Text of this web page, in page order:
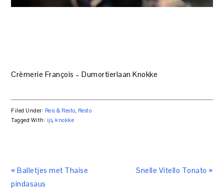
Crèmerie François – Dumortierlaan Knokke
Filed Under: Reis & Resto, Resto
Tagged With: ijs, knokke
« Balletjes met Thaise
pindasaus
Snelle Vitello Tonato »